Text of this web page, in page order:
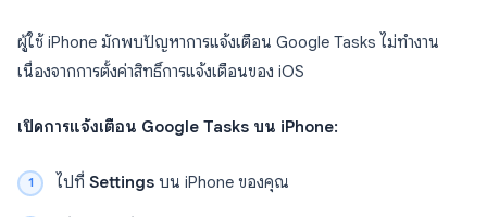
ผู้ใช้ iPhone มักพบปัญหาการแจ้งเตือน Google Tasks ไม่ทำงาน
เนื่องจากการตั้งค่าสิทธิ์การแจ้งเตือนของ iOS
เปิดการแจ้งเตือน Google Tasks บน iPhone:
ไปที่ Settings บน iPhone ของคุณ